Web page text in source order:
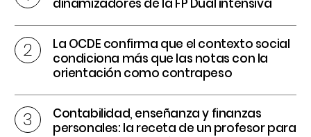
La OCDE confirma que el contexto social
condiciona más que las notas con la
orientación como contrapeso
Contabilidad, enseñanza y finanzas
personales: la receta de un profesor para